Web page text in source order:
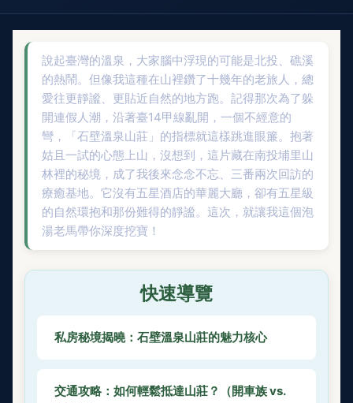
說起臺灣的溫泉，大家腦中浮現的可能是北投、礁溪
的熱鬧。但像我這種在山裡鑽了十幾年的老旅人，總
愛往更靜謐、更貼近自然的地方跑。記得那次為了躲
開連假人潮，沿著臺14甲線亂開，一個不經意的
彎，「石壁溫泉山莊」的指標就這樣跳進眼簾。抱著
姑且一試的心態上山，沒想到，這片藏在南投埔里山
林裡的秘境，成了我後來念念不忘、三番兩次回訪的
療癒基地。它沒有五星酒店的華麗大廳，卻有五星級
的自然環抱和那份難得的靜謐。這次，就讓我這個泡
湯老馬帶你深度挖寶！
快速導覽
私房秘境揭曉：石壁溫泉山莊的魅力核心
交通攻略：如何輕鬆抵達山莊？（開車族 vs.